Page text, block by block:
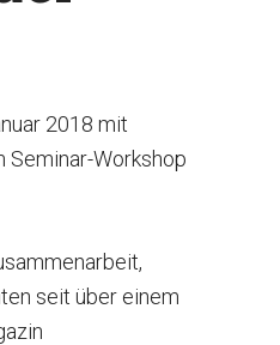
2018 mit
Seminar-Workshop
seit über einem